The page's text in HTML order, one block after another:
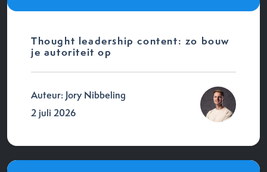
Thought leadership content: zo bouw
je autoriteit op
Auteur: Jory Nibbeling
2 juli 2026